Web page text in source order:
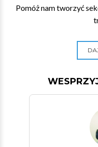
Pomóż nam tworzyć